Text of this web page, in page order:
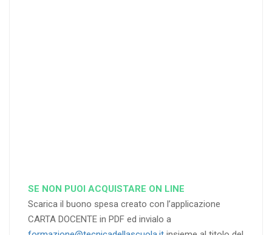
SE NON PUOI ACQUISTARE ON LINE
Scarica il buono spesa creato con l’applicazione
CARTA DOCENTE in PDF ed invialo a